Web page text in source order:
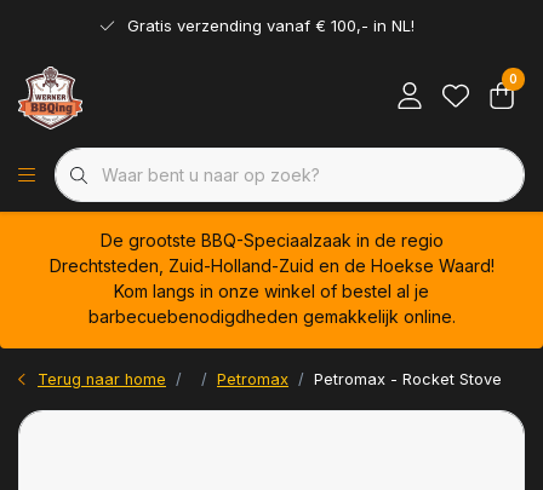
Gratis verzending vanaf € 100,- in NL!
0
De grootste BBQ-Speciaalzaak in de regio
Drechtsteden, Zuid-Holland-Zuid en de Hoekse Waard!
Kom langs in onze winkel of bestel al je
barbecuebenodigdheden gemakkelijk online.
Terug naar home Petromax Petromax - Rocket Stove